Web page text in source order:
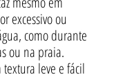
excessivo ou
como durante
ou na praia.
leve e fácil